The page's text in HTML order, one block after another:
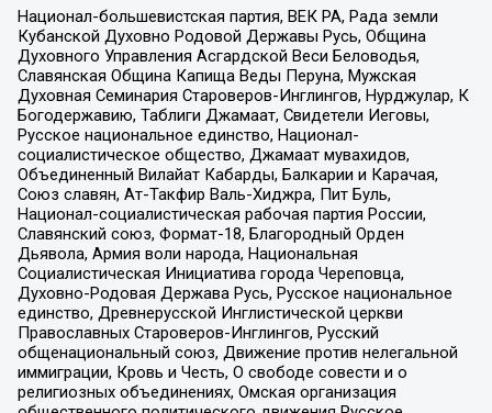
Национал-большевистская партия, ВЕК РА, Рада земли
Кубанской Духовно Родовой Державы Русь, Община
Духовного Управления Асгардской Веси Беловодья,
Славянская Община Капища Веды Перуна, Мужская
Духовная Семинария Староверов-Инглингов, Нурджулар, К
Богодержавию, Таблиги Джамаат, Свидетели Иеговы,
Русское национальное единство, Национал-
социалистическое общество, Джамаат мувахидов,
Объединенный Вилайат Кабарды, Балкарии и Карачая,
Союз славян, Ат-Такфир Валь-Хиджра, Пит Буль,
Национал-социалистическая рабочая партия России,
Славянский союз, Формат-18, Благородный Орден
Дьявола, Армия воли народа, Национальная
Социалистическая Инициатива города Череповца,
Духовно-Родовая Держава Русь, Русское национальное
единство, Древнерусской Инглистической церкви
Православных Староверов-Инглингов, Русский
общенациональный союз, Движение против нелегальной
иммиграции, Кровь и Честь, О свободе совести и о
религиозных объединениях, Омская организация